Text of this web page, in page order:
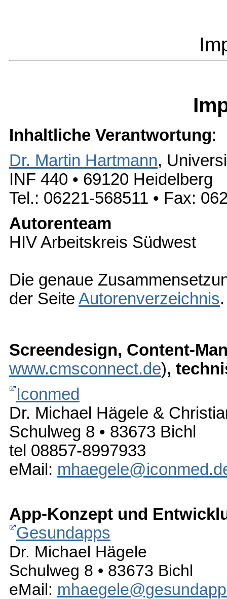
Inhaltliche Verantwortung:
Dr. Martin Hartmann,
INF 440 • 69120 Heidelberg
Tel.: 06221-568511 • Fax:
Autorenteam
HIV Arbeitskreis Südwest
Die genaue
der Seite Autorenverzeichnis.
Screendesign, Content-
www.cmsconnect.de),
Iconmed
Dr. Michael Hägele &
Schulweg 8 • 83673 Bichl
tel 08857-8997933
eMail:
App-Konzept und
Gesundapps
Dr. Michael Hägele
Schulweg 8 • 83673 Bichl
eMail: